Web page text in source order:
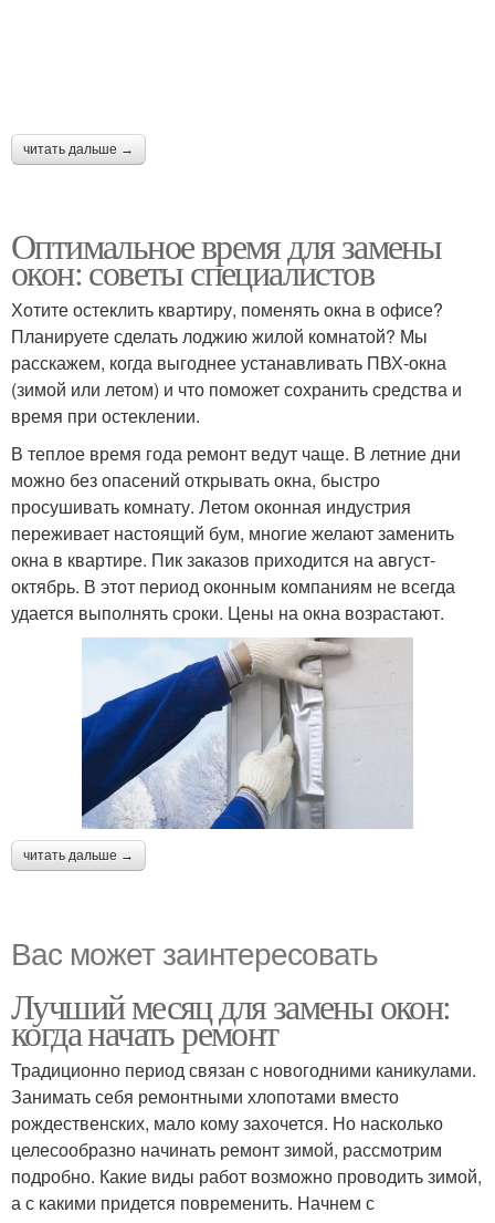
читать дальше →
Оптимальное время для замены
окон: советы специалистов
Хотите остеклить квартиру, поменять окна в офисе?
Планируете сделать лоджию жилой комнатой? Мы
расскажем, когда выгоднее устанавливать ПВХ-окна
(зимой или летом) и что поможет сохранить средства и
время при остеклении.
В теплое время года ремонт ведут чаще. В летние дни
можно без опасений открывать окна, быстро
просушивать комнату. Летом оконная индустрия
переживает настоящий бум, многие желают заменить
окна в квартире. Пик заказов приходится на август-
октябрь. В этот период оконным компаниям не всегда
удается выполнять сроки. Цены на окна возрастают.
читать дальше →
Вас может заинтересовать
Лучший месяц для замены окон:
когда начать ремонт
Традиционно период связан с новогодними каникулами.
Занимать себя ремонтными хлопотами вместо
рождественских, мало кому захочется. Но насколько
целесообразно начинать ремонт зимой, рассмотрим
подробно. Какие виды работ возможно проводить зимой,
а с какими придется повременить. Начнем с